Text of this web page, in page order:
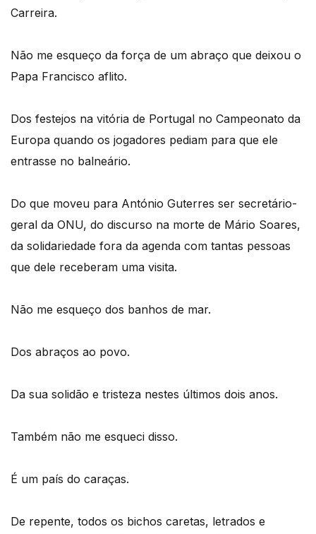
Carreira.
Não me esqueço da força de um abraço que deixou o
Papa Francisco aflito.
Dos festejos na vitória de Portugal no Campeonato da
Europa quando os jogadores pediam para que ele
entrasse no balneário.
Do que moveu para António Guterres ser secretário-
geral da ONU, do discurso na morte de Mário Soares,
da solidariedade fora da agenda com tantas pessoas
que dele receberam uma visita.
Não me esqueço dos banhos de mar.
Dos abraços ao povo.
Da sua solidão e tristeza nestes últimos dois anos.
Também não me esqueci disso.
É um país do caraças.
De repente, todos os bichos caretas, letrados e